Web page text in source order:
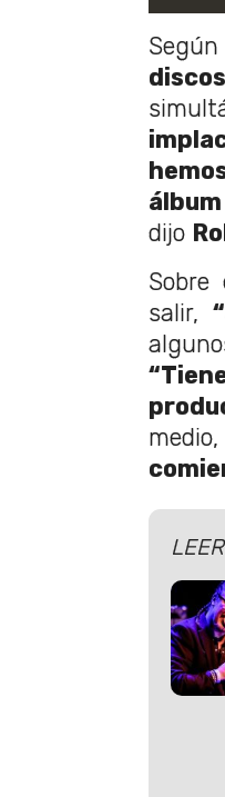
discos
dijo
Sobre
salir,